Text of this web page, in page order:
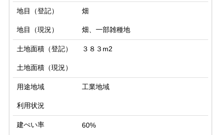
地目（登記） 畑
地目（現況） 畑、一部雑種地
土地面積（登記） ３８３m2
土地面積（現況）
用途地域 工業地域
利用状況
建ぺい率 60%